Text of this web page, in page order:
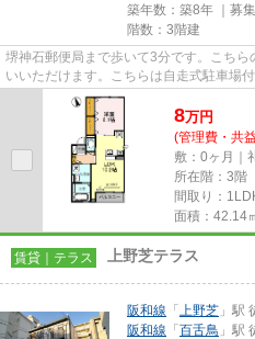
築年数：築8年 ｜募集
階数：3階建
堺神石郵便局まで歩いて3分です。こち
いいただけます。こちらは自走式駐車場
実した、高ニーズな平成30年築...
8万円
(管理費・共
敷：0ヶ月｜
所在階：3階
間取り：
面積：42.14
賃貸｜テラス 上野芝テラス
阪和線 「 上野芝 」駅
阪和線 「 百舌鳥 」駅